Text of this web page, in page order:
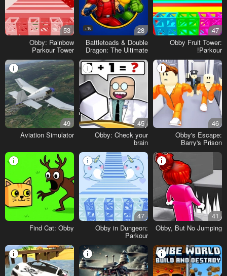
47
Obby Fruit Tower:
Parkour!
28
16+
Battletoads & Double
Dragon: The Ultimate
53
Obby: Rainbow
Parkour Tower
46
Obby's Escape:
Barry's Prison
45
Obby: Check your
brain
49
Aviation Simulator
41
Obby, But No Jumping
47
Obby in Dungeon:
Parkour
Find Cat: Obby